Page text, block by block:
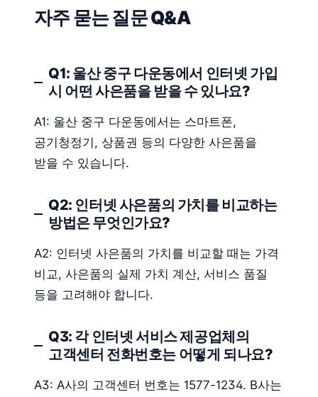
자주 묻는 질문 Q&A
Q1: 울산 중구 다운동에서 인터넷 가입
시 어떤 사은품을 받을 수 있나요?
A1: 울산 중구 다운동에서는 스마트폰,
공기청정기, 상품권 등의 다양한 사은품을
받을 수 있습니다.
Q2: 인터넷 사은품의 가치를 비교하는
방법은 무엇인가요?
A2: 인터넷 사은품의 가치를 비교할 때는 가격
비교, 사은품의 실제 가치 계산, 서비스 품질
등을 고려해야 합니다.
Q3: 각 인터넷 서비스 제공업체의
고객센터 전화번호는 어떻게 되나요?
A3: A사의 고객센터 번호는 1577-1234. B사는